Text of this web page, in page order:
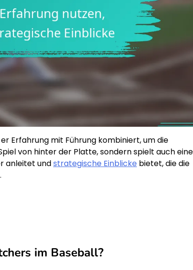
Erfahrung mit Führung kombiniert, um die
von hinter der Platte, sondern spielt auch eine
anleitet undstrategische Einblicke bietet, die die
im Baseball?